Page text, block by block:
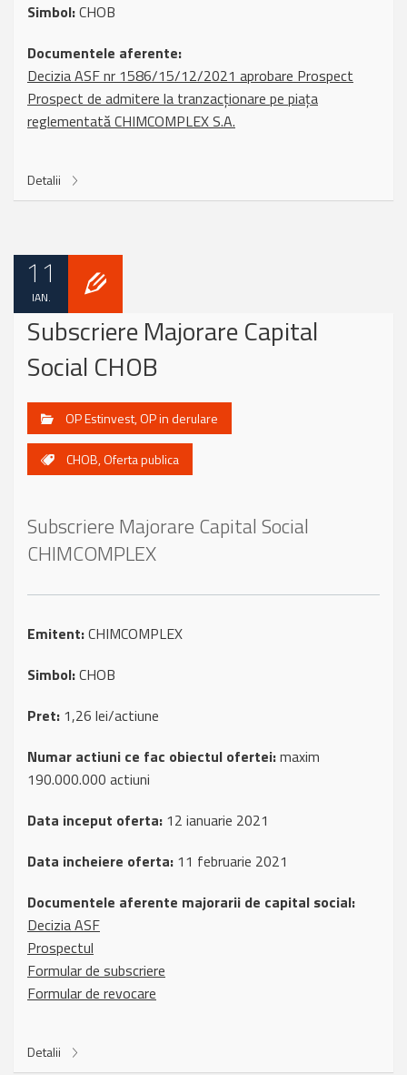
Simbol:CHOB
Documentele aferente:
Decizia ASF nr 1586/15/12/2021 aprobare Prospect
Prospect de admitere la tranzacționare pe piața
reglementată CHIMCOMPLEX S.A.
Detalii
11
IAN.
Subscriere Majorare Capital
Social CHOB
OP Estinvest,OP in derulare
CHOB,Oferta publica
Subscriere Majorare Capital Social
CHIMCOMPLEX
Emitent:CHIMCOMPLEX
Simbol:CHOB
Pret: 1,26 lei/actiune
Numar actiuni ce fac obiectul ofertei:maxim
190.000.000 actiuni
Data inceput oferta: 12 ianuarie 2021
Data incheiere oferta: 11 februarie 2021
Documentele aferente majorarii de capital social:
Decizia ASF
Prospectul
Formular de subscriere
Formular de revocare
Detalii